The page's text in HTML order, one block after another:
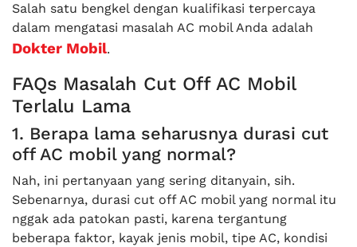
Salah satu bengkel dengan kualifikasi terpercaya
dalam mengatasi masalah AC mobil Anda adalah
Dokter Mobil.
FAQs Masalah Cut Off AC Mobil
Terlalu Lama
1. Berapa lama seharusnya durasi cut
off AC mobil yang normal?
Nah, ini pertanyaan yang sering ditanyain, sih.
Sebenarnya, durasi cut off AC mobil yang normal itu
nggak ada patokan pasti, karena tergantung
beberapa faktor, kayak jenis mobil, tipe AC, kondisi